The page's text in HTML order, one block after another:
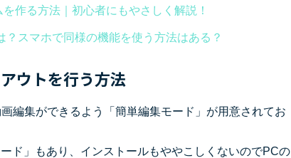
作る方法｜初心者にもやさしく解説！
スマホで同様の機能を使う方法はある？
ウトを行う方法
編集ができるよう「簡単編集モード」が用意されてお
ド」もあり、インストールもややこしくないのでPCの